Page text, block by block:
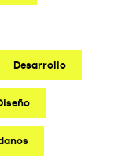
Desarrollo